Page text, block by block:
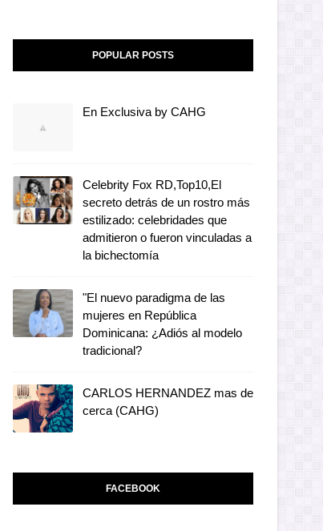
POPULAR POSTS
En Exclusiva by CAHG
Celebrity Fox RD,Top10,El
secreto detrás de un rostro más
estilizado: celebridades que
admitieron o fueron vinculadas a
la bichectomía
"El nuevo paradigma de las
mujeres en República
Dominicana: ¿Adiós al modelo
tradicional?
CARLOS HERNANDEZ mas de
cerca (CAHG)
FACEBOOK